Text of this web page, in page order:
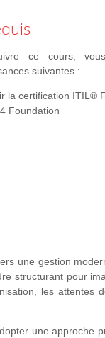
ce cours,
suivantes :
la certification ITIL®
Foundation
une gestion
structurant pour
les attentes
une approche